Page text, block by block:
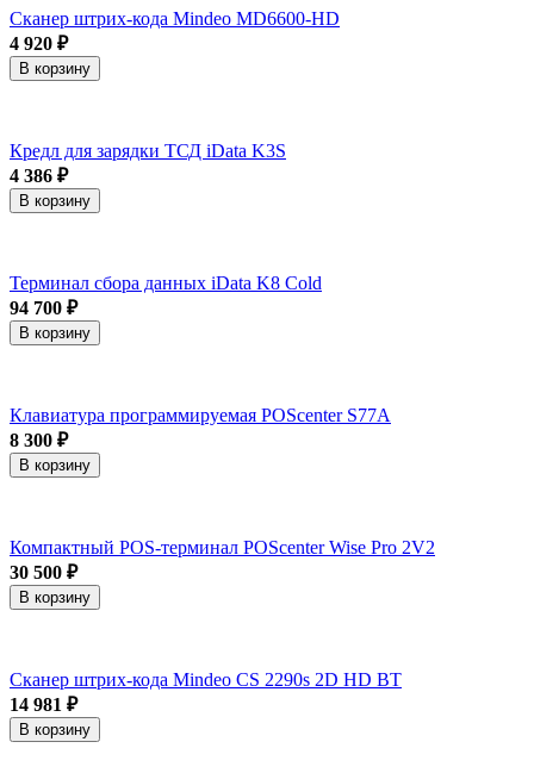
Сканер штрих-кода Mindeo MD6600-HD
4 920 ₽
В корзину
Кредл для зарядки ТСД iData K3S
4 386 ₽
В корзину
Терминал сбора данных iData K8 Cold
94 700 ₽
В корзину
Клавиатура программируемая POScenter S77A
8 300 ₽
В корзину
Компактный POS-терминал POScenter Wise Pro 2V2
30 500 ₽
В корзину
Сканер штрих-кода Mindeo CS 2290s 2D HD BT
14 981 ₽
В корзину